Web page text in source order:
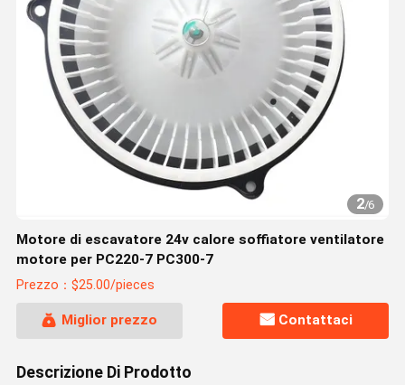
2/6
Motore di escavatore 24v calore soffiatore ventilatore
motore per PC220-7 PC300-7
Prezzo：$25.00/pieces
Miglior prezzo Contattaci
Descrizione Di Prodotto